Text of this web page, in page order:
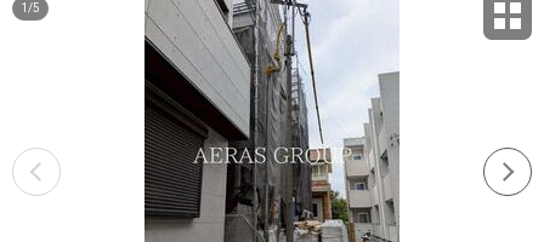
1 /5